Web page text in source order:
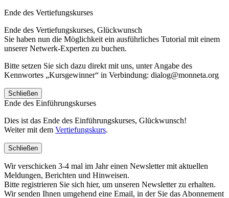
Ende des Vertiefungskurses
Ende des Vertiefungskurses, Glückwunsch
Sie haben nun die Möglichkeit ein ausführliches Tutorial mit einem
unserer Netwerk-Experten zu buchen.
Bitte setzen Sie sich dazu direkt mit uns, unter Angabe des
Kennwortes „Kursgewinner“ in Verbindung: dialog@monneta.org
Schließen
Ende des Einführungskurses
Dies ist das Ende des Einführungskurses, Glückwunsch!
Weiter mit dem Vertiefungskurs.
Schließen
Wir verschicken 3-4 mal im Jahr einen Newsletter mit aktuellen
Meldungen, Berichten und Hinweisen.
Bitte registrieren Sie sich hier, um unseren Newsletter zu erhalten.
Wir senden Ihnen umgehend eine Email, in der Sie das Abonnement